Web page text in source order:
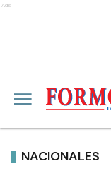
Ads
NACIONALES